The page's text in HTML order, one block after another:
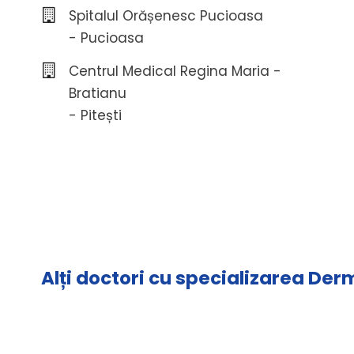
Spitalul Orășenesc Pucioasa
- Pucioasa
Centrul Medical Regina Maria -
Bratianu
- Pitești
Alți doctori cu specializarea